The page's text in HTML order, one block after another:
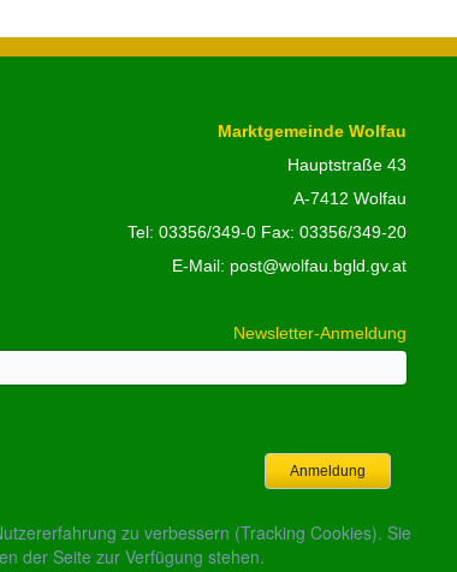
Marktgemeinde Wolfau
Hauptstraße 43
A-7412 Wolfau
Tel: 03356/349-0 Fax: 03356/349-20
E-Mail: post@wolfau.bgld.gv.at
Newsletter-Anmeldung
Anmeldung
zu verbessern (Tracking Cookies). Sie
der Seite zur Verfügung stehen.